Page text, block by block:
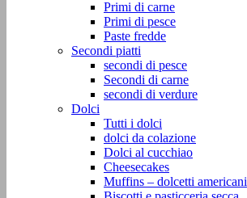
Primi di carne
Primi di pesce
Paste fredde
Secondi piatti
secondi di pesce
Secondi di carne
secondi di verdure
Dolci
Tutti i dolci
dolci da colazione
Dolci al cucchiao
Cheesecakes
Muffins – dolcetti americani